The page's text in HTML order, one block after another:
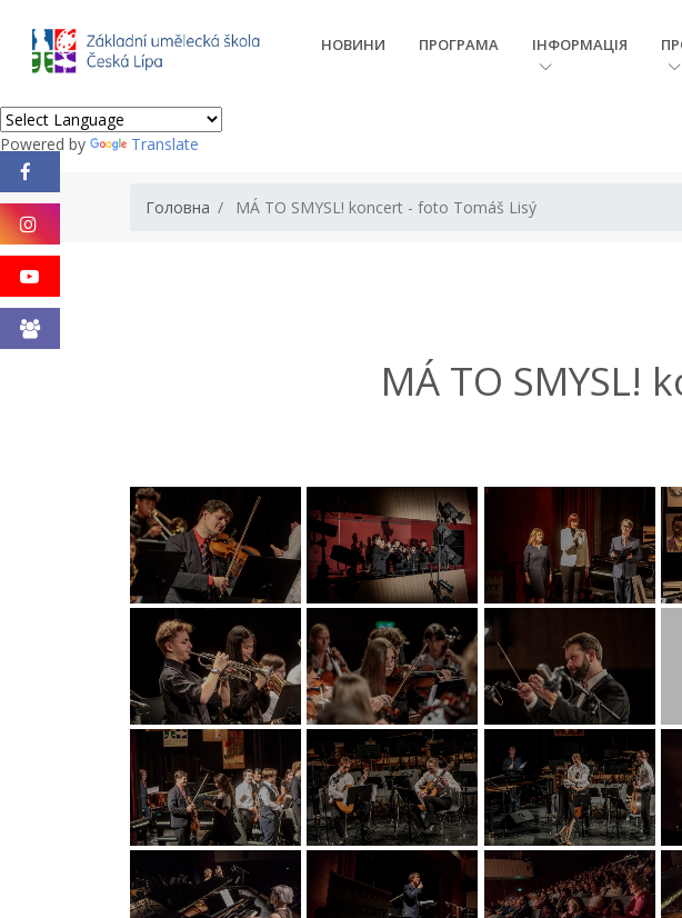
НОВИНИ ПРОГРАМА ІНФОРМАЦІЯ
Powered by Translate
Головна MÁ TO SMYSL! koncert - foto Tomáš Lisý
MÁ TO SMYSL!